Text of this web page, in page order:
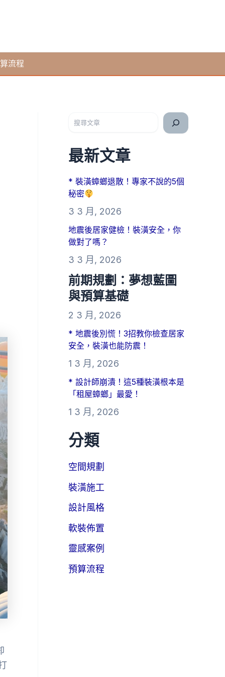
流程
最新文章
* 裝潢蟑螂退散！專家不說的5個
秘密
3 3 月, 2026
地震後居家健檢！裝潢安全，你
做對了嗎？
3 3 月, 2026
前期規劃：夢想藍圖
與預算基礎
2 3 月, 2026
* 地震後別慌！3招教你檢查居家
安全，裝潢也能防震！
1 3 月, 2026
* 設計師崩潰！這5種裝潢根本是
「租屋蟑螂」最愛！
1 3 月, 2026
分類
空間規劃
裝潢施工
設計風格
軟裝佈置
靈感案例
預算流程